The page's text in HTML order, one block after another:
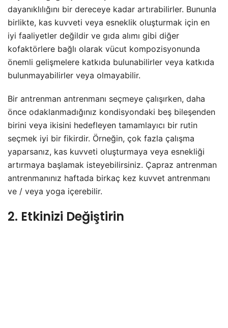
dayanıklılığını bir dereceye kadar artırabilirler. Bununla
birlikte, kas kuvveti veya esneklik oluşturmak için en
iyi faaliyetler değildir ve gıda alımı gibi diğer
kofaktörlere bağlı olarak vücut kompozisyonunda
önemli gelişmelere katkıda bulunabilirler veya katkıda
bulunmayabilirler veya olmayabilir.
Bir antrenman antrenmanı seçmeye çalışırken, daha
önce odaklanmadığınız kondisyondaki beş bileşenden
birini veya ikisini hedefleyen tamamlayıcı bir rutin
seçmek iyi bir fikirdir. Örneğin, çok fazla çalışma
yaparsanız, kas kuvveti oluşturmaya veya esnekliği
artırmaya başlamak isteyebilirsiniz. Çapraz antrenman
antrenmanınız haftada birkaç kez kuvvet antrenmanı
ve / veya yoga içerebilir.
2. Etkinizi Değiştirin